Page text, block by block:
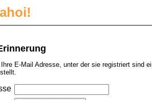
E-Mail Adresse, unter der sie registriert sind